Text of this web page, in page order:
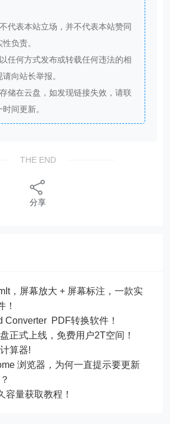
代表本站立场，并不代表本站赞同
负责。
任何方式发布或转载任何违法的相
向站长举报。
储在云盘，如发现链接失效，请联
间更新。
THE END
分享
，屏幕放大 + 屏幕标注，一款实
！
Converter PDF转换软件！
正式上线，免费用户2T空间！
算器!
浏览器，为何一直提示要更新
容量获取教程！